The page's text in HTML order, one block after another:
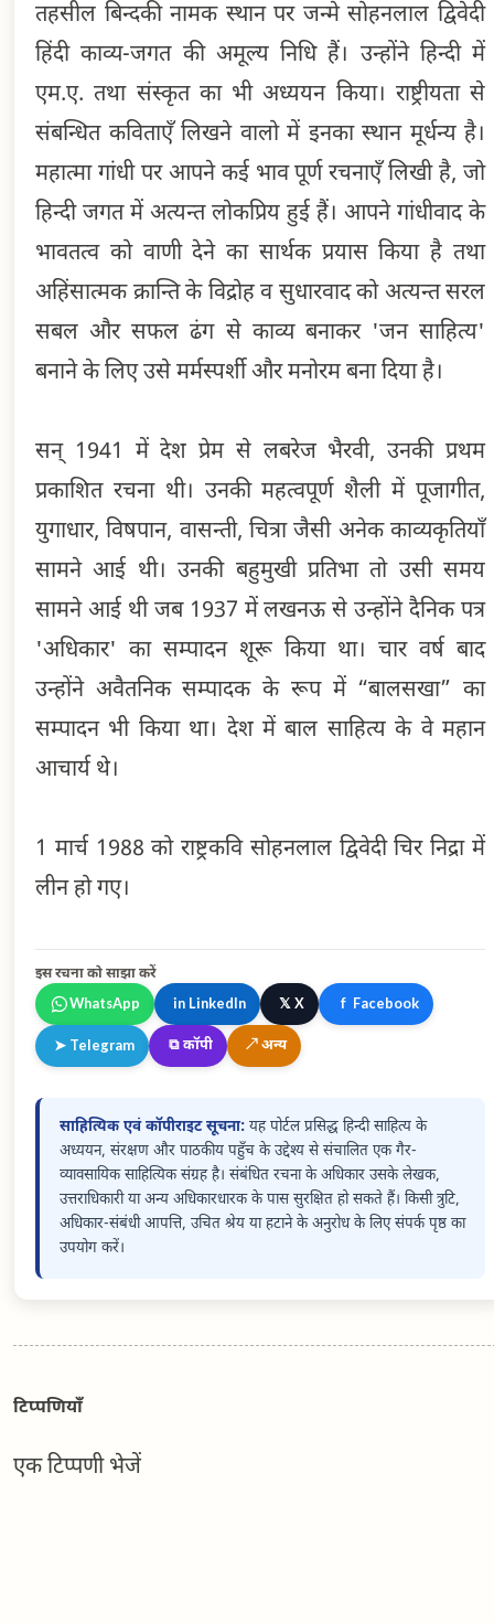
तहसील बिन्दकी नामक स्थान पर जन्मे सोहनलाल द्विवेदी
हिंदी काव्य-जगत की अमूल्य निधि हैं। उन्होंने हिन्दी में
एम.ए. तथा संस्कृत का भी अध्ययन किया। राष्ट्रीयता से
संबन्धित कविताएँ लिखने वालो में इनका स्थान मूर्धन्य है।
महात्मा गांधी पर आपने कई भाव पूर्ण रचनाएँ लिखी है, जो
हिन्दी जगत में अत्यन्त लोकप्रिय हुई हैं। आपने गांधीवाद के
भावतत्व को वाणी देने का सार्थक प्रयास किया है तथा
अहिंसात्मक क्रान्ति के विद्रोह व सुधारवाद को अत्यन्त सरल
सबल और सफल ढंग से काव्य बनाकर 'जन साहित्य'
बनाने के लिए उसे मर्मस्पर्शी और मनोरम बना दिया है।
सन् 1941 में देश प्रेम से लबरेज भैरवी, उनकी प्रथम
प्रकाशित रचना थी। उनकी महत्वपूर्ण शैली में पूजागीत,
युगाधार, विषपान, वासन्ती, चित्रा जैसी अनेक काव्यकृतियाँ
सामने आई थी। उनकी बहुमुखी प्रतिभा तो उसी समय
सामने आई थी जब 1937 में लखनऊ से उन्होंने दैनिक पत्र
'अधिकार' का सम्पादन शूरू किया था। चार वर्ष बाद
उन्होंने अवैतनिक सम्पादक के रूप में “बालसखा” का
सम्पादन भी किया था। देश में बाल साहित्य के वे महान
आचार्य थे।
1 मार्च 1988 को राष्ट्रकवि सोहनलाल द्विवेदी चिर निद्रा में
लीन हो गए।
इस रचना को साझा करें
WhatsApp
in LinkedIn 𝕏 X f Facebook
➤ Telegram ⧉ कॉपी ↗ अन्य
साहित्यिक एवं कॉपीराइट सूचना: यह पोर्टल प्रसिद्ध हिन्दी साहित्य के
अध्ययन, संरक्षण और पाठकीय पहुँच के उद्देश्य से संचालित एक गैर-
व्यावसायिक साहित्यिक संग्रह है। संबंधित रचना के अधिकार उसके लेखक,
उत्तराधिकारी या अन्य अधिकारधारक के पास सुरक्षित हो सकते हैं। किसी त्रुटि,
अधिकार-संबंधी आपत्ति, उचित श्रेय या हटाने के अनुरोध के लिए संपर्क पृष्ठ का
उपयोग करें।
टिप्पणियाँ
एक टिप्पणी भेजें